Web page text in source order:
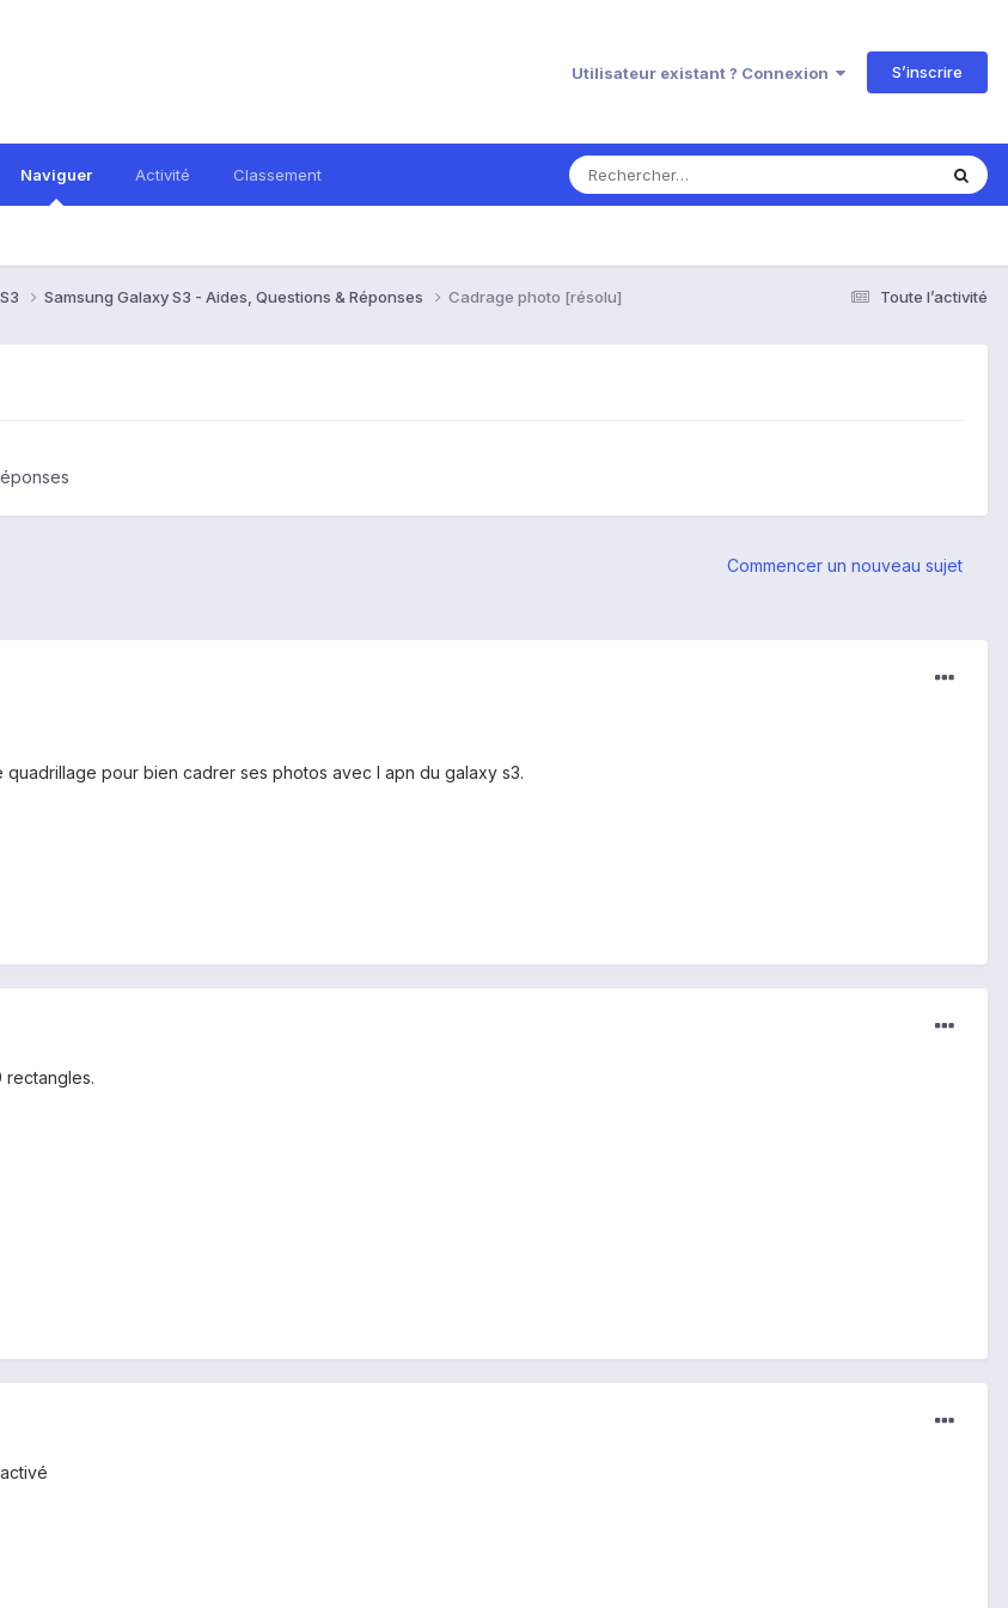
Utilisateur existant ? Connexion S’inscrire
Naviguer Activité Classement
Toute l’activité
Samsung Galaxy S3 - Aides, Questions & Réponses Cadrage photo [résolu]
Commencer un nouveau sujet
pour bien cadrer ses photos avec l apn du galaxy s3.
rectangles.